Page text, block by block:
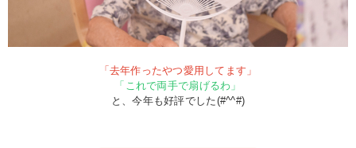
「去年作ったやつ愛用してます」
「これで両手で扇げるわ」
と、今年も好評でした(#^^#)